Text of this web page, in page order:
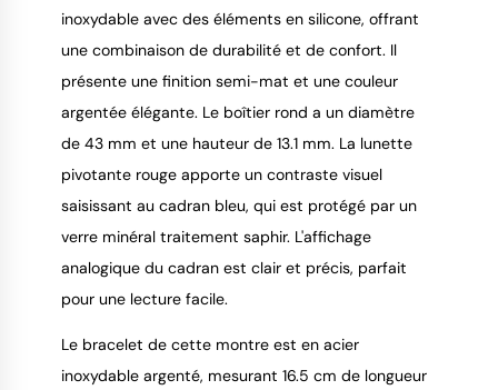
inoxydable avec des éléments en silicone, offrant
une combinaison de durabilité et de confort. Il
présente une finition semi-mat et une couleur
argentée élégante. Le boîtier rond a un diamètre
de 43 mm et une hauteur de 13.1 mm. La lunette
pivotante rouge apporte un contraste visuel
saisissant au cadran bleu, qui est protégé par un
verre minéral traitement saphir. L'affichage
analogique du cadran est clair et précis, parfait
pour une lecture facile.
Le bracelet de cette montre est en acier
inoxydable argenté, mesurant 16.5 cm de longueur